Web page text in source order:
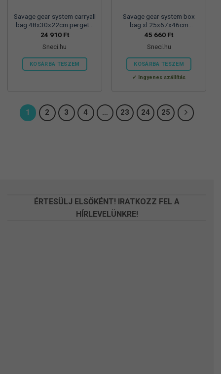
Savage gear system carryall
bag 48x30x22cm pergető
táska
24 910 Ft
Sneci.hu
KOSÁRBA TESZEM
Savage gear system box
bag xl 25x67x46cm
pergető táska
45 660 Ft
Sneci.hu
KOSÁRBA TESZEM
Ingyenes szállítás
1 2 3 4 … 23 24 25
ÉRTESÜLJ ELSŐKÉNT! IRATKOZZ FEL A
HÍRLEVELÜNKRE!